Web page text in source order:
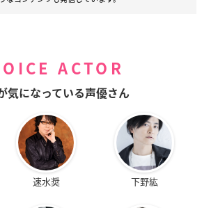
ACTOR
気になっている声優さん
速水奨 下野紘